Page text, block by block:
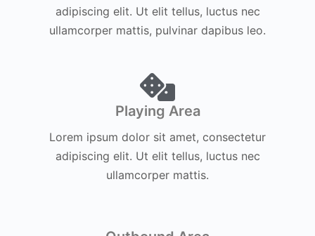
adipiscing elit. Ut elit tellus, luctus nec
ullamcorper mattis, pulvinar dapibus leo.
Playing Area
Lorem ipsum dolor sit amet, consectetur
adipiscing elit. Ut elit tellus, luctus nec
ullamcorper mattis.